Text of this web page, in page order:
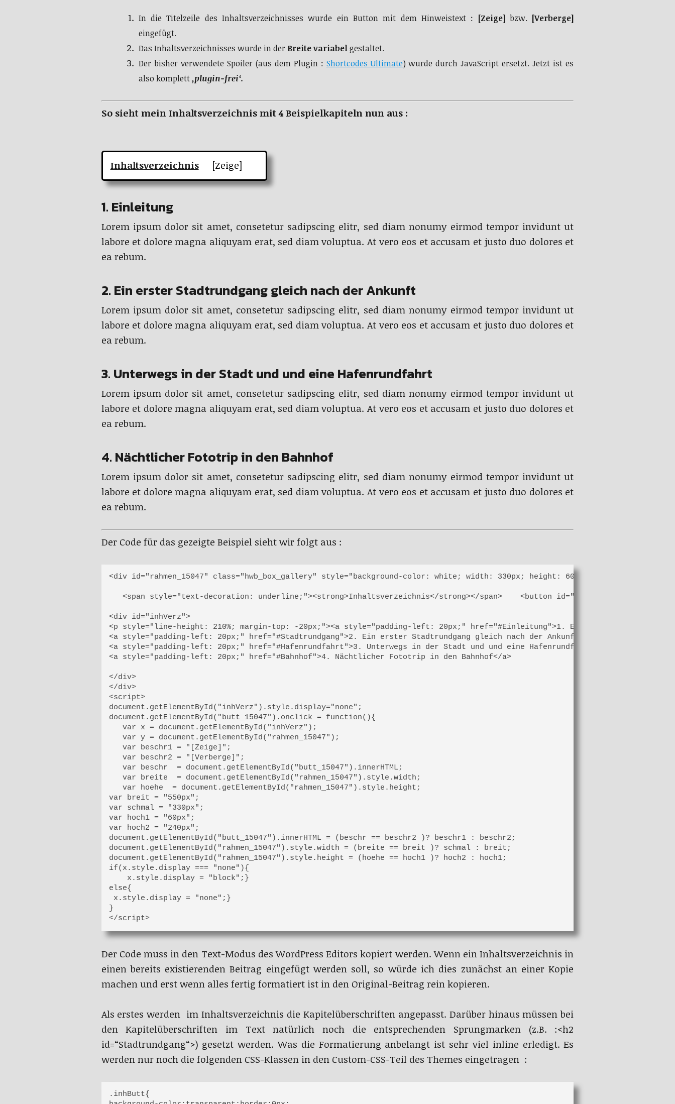
In die Titelzeile des Inhaltsverzeichnisses wurde ein Button mit dem Hinweistext : [Zeige]bzw. [Verberge]
eingefügt.
Das Inhaltsverzeichnisses wurde in der Breite variabelgestaltet.
Der bisher verwendete Spoiler (aus dem Plugin : Shortcodes Ultimate) wurde durch JavaScript ersetzt. Jetzt ist es
also komplett‚plugin-frei‘.
So sieht mein Inhaltsverzeichnis mit 4 Beispielkapiteln nun aus :
Inhaltsverzeichnis [Zeige]
1. Einleitung
Lorem ipsum dolor sit amet, consetetur sadipscing elitr, sed diam nonumy eirmod tempor invidunt ut
labore et dolore magna aliquyam erat, sed diam voluptua. At vero eos et accusam et justo duo dolores et
ea rebum.
2. Ein erster Stadtrundgang gleich nach der Ankunft
Lorem ipsum dolor sit amet, consetetur sadipscing elitr, sed diam nonumy eirmod tempor invidunt ut
labore et dolore magna aliquyam erat, sed diam voluptua. At vero eos et accusam et justo duo dolores et
ea rebum.
3. Unterwegs in der Stadt und und eine Hafenrundfahrt
Lorem ipsum dolor sit amet, consetetur sadipscing elitr, sed diam nonumy eirmod tempor invidunt ut
labore et dolore magna aliquyam erat, sed diam voluptua. At vero eos et accusam et justo duo dolores et
ea rebum.
4. Nächtlicher Fototrip in den Bahnhof
Lorem ipsum dolor sit amet, consetetur sadipscing elitr, sed diam nonumy eirmod tempor invidunt ut
labore et dolore magna aliquyam erat, sed diam voluptua. At vero eos et accusam et justo duo dolores et
ea rebum.
Der Code für das gezeigte Beispiel sieht wir folgt aus :
<div id="rahmen_15047" class="hwb_box_gallery" style="background-color: white; width: 330px; height: 60px; border:
<span style="text-decoration: underline;"><strong>Inhaltsverzeichnis</strong></span>    <button id="butt_15047"
<div id="inhVerz">
<p style="line-height: 210%; margin-top: -20px;"><a style="padding-left: 20px;" href="#Einleitung">1. Einleitung</a>
<a style="padding-left: 20px;" href="#Stadtrundgang">2. Ein erster Stadtrundgang gleich nach der Ankunft</a>
<a style="padding-left: 20px;" href="#Hafenrundfahrt">3. Unterwegs in der Stadt und und eine Hafenrundfahrt</a>
<a style="padding-left: 20px;" href="#Bahnhof">4. Nächtlicher Fototrip in den Bahnhof</a>
</div>
</div>
<script>
document.getElementById("inhVerz").style.display="none";
document.getElementById("butt_15047").onclick = function(){
   var x = document.getElementById("inhVerz");
   var y = document.getElementById("rahmen_15047");
   var beschr1 = "[Zeige]";
   var beschr2 = "[Verberge]";
   var beschr  = document.getElementById("butt_15047").innerHTML;
   var breite  = document.getElementById("rahmen_15047").style.width;
   var hoehe  = document.getElementById("rahmen_15047").style.height;
var breit = "550px";
var schmal = "330px";
var hoch1 = "60px";
var hoch2 = "240px";
document.getElementById("butt_15047").innerHTML = (beschr == beschr2 )? beschr1 : beschr2;
document.getElementById("rahmen_15047").style.width = (breite == breit )? schmal : breit;
document.getElementById("rahmen_15047").style.height = (hoehe == hoch1 )? hoch2 : hoch1;
if(x.style.display === "none"){
    x.style.display = "block";}
else{
x.style.display = "none";}
}
</script>
Der Code muss in den Text-Modus des WordPress Editors kopiert werden. Wenn ein Inhaltsverzeichnis in
einen bereits existierenden Beitrag eingefügt werden soll, so würde ich dies zunächst an einer Kopie
machen und erst wenn alles fertig formatiert ist in den Original-Beitrag rein kopieren.
Als erstes werden im Inhaltsverzeichnis die Kapitelüberschriften angepasst. Darüber hinaus müssen bei
den Kapitelüberschriften im Text natürlich noch die entsprechenden Sprungmarken (z.B. :<h2
id=“Stadtrundgang“>) gesetzt werden. Was die Formatierung anbelangt ist sehr viel inline erledigt. Es
werden nur noch die folgenden CSS-Klassen in den Custom-CSS-Teil des Themes eingetragen :
.inhButt{